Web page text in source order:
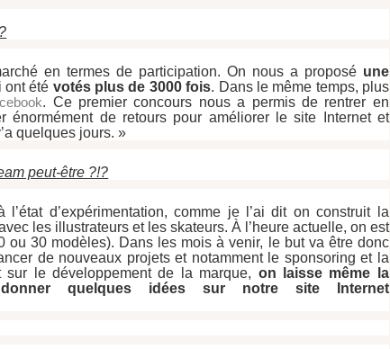
en termes de participation. On nous a proposé une
ont été votés plus de 3000 fois. Dans le même temps, plus
. Ce premier concours nous a permis de rentrer en
énormément de retours pour améliorer le site Internet et
quelques jours. »
peut-être ?!?
d’expérimentation, comme je l’ai dit on construit la
les illustrateurs et les skateurs. À l’heure actuelle, on est
ou 30 modèles). Dans les mois à venir, le but va être donc
de nouveaux projets et notamment le sponsoring et la
sur le développement de la marque, on laisse même la
quelques idées sur notre site Internet